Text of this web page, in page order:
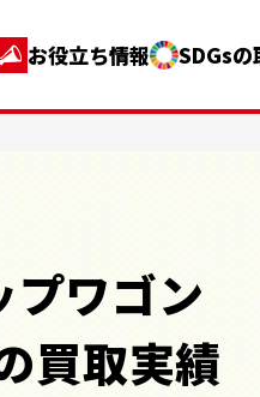
お役立ち情報 SDGsの
プワゴン
買取実績